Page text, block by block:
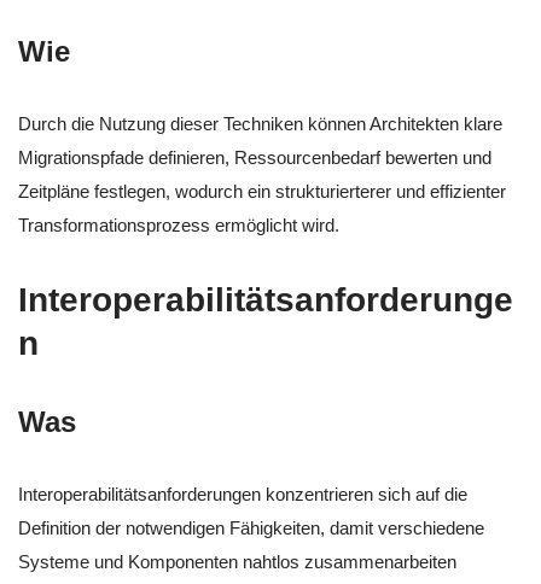
Wie
Durch die Nutzung dieser Techniken können Architekten klare
Migrationspfade definieren, Ressourcenbedarf bewerten und
Zeitpläne festlegen, wodurch ein strukturierterer und effizienter
Transformationsprozess ermöglicht wird.
Interoperabilitätsanforderunge
n
Was
Interoperabilitätsanforderungen konzentrieren sich auf die
Definition der notwendigen Fähigkeiten, damit verschiedene
Systeme und Komponenten nahtlos zusammenarbeiten